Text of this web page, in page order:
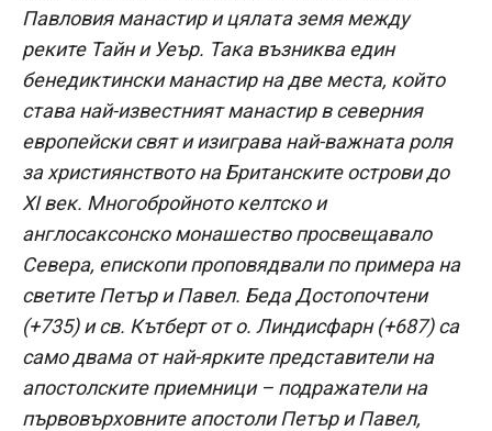
Павловия манастир и цялата земя между
реките Тайн и Уеър. Така възниква един
бенедиктински манастир на две места, който
става най-известният манастир в северния
европейски свят и изиграва най-важната роля
за християнството на Британските острови до
XI век. Многобройното келтско и
англосаксонско монашество просвещавало
Севера, епископи проповядвали по примера на
светите Петър и Павел. Беда Достопочтени
(+735) и св. Кътберт от о. Линдисфарн (+687) са
само двама от най-ярките представители на
апостолските приемници – подражатели на
първовърховните апостоли Петър и Павел,